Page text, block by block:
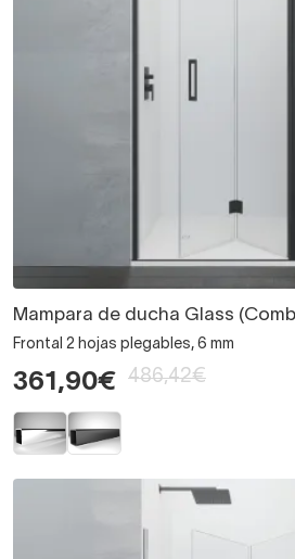
Mampara de ducha Glass
Frontal 2 hojas plegables, 6 mm
361,90€ 486,42€